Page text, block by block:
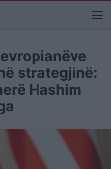
strategjinë:
Hashim